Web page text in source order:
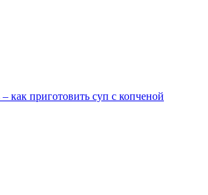
– как приготовить суп с копченой